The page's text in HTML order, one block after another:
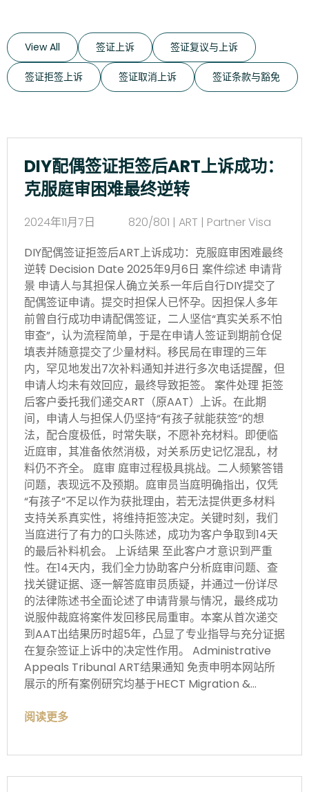
View All 签证上诉 签证复议与上诉
签证拒签上诉 签证取消上诉 签证条款与豁免
DIY配偶签证拒签后ART上诉成功：
克服庭审困难最终逆转
2024年11月7日
820/801 | ART | Partner Visa
DIY配偶签证拒签后ART上诉成功：克服庭审困难最终
逆转 Decision Date 2025年9月6日 案件综述 申请背
景 申请人与其担保人确立关系一年后自行DIY提交了
配偶签证申请。提交时担保人已怀孕。因担保人多年
前曾自行成功申请配偶签证，二人坚信“真实关系不怕
审查”，认为流程简单，于是在申请人签证到期前仓促
填表并随意提交了少量材料。移民局在审理的三年
内，罕见地发出7次补料通知并进行多次电话提醒，但
申请人均未有效回应，最终导致拒签。 案件处理拒签
后客户委托我们递交ART（原AAT）上诉。在此期
间，申请人与担保人仍坚持“有孩子就能获签”的想
法，配合度极低，时常失联，不愿补充材料。即便临
近庭审，其准备依然消极，对关系历史记忆混乱，材
料仍不齐全。 庭审 庭审过程极具挑战。二人频繁答错
问题，表现远不及预期。庭审员当庭明确指出，仅凭
“有孩子”不足以作为获批理由，若无法提供更多材料
支持关系真实性，将维持拒签决定。关键时刻，我们
当庭进行了有力的口头陈述，成功为客户争取到14天
的最后补料机会。 上诉结果 至此客户才意识到严重
性。在14天内，我们全力协助客户分析庭审问题、查
找关键证据、逐一解答庭审员质疑，并通过一份详尽
的法律陈述书全面论述了申请背景与情况，最终成功
说服仲裁庭将案件发回移民局重审。本案从首次递交
到AAT出结果历时超5年，凸显了专业指导与充分证据
在复杂签证上诉中的决定性作用。 Administrative
Appeals Tribunal ART结果通知 免责申明本网站所
展示的所有案例研究均基于HECT Migration &…
阅读更多